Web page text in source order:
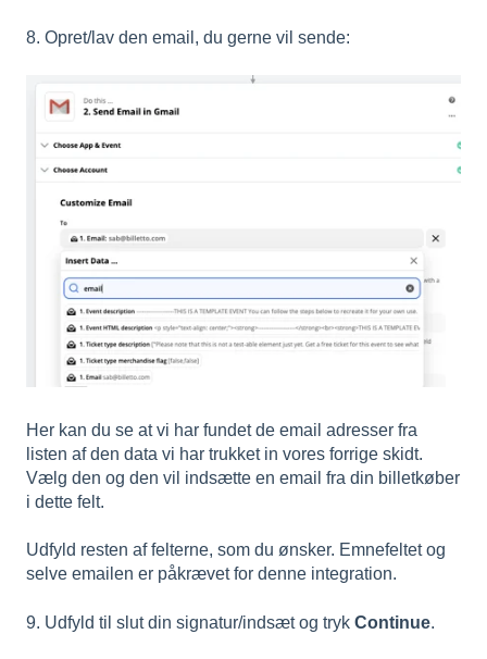
8. Opret/lav den email, du gerne vil sende:
Her kan du se at vi har fundet de email adresser fra
listen af den data vi har trukket in vores forrige skidt.
Vælg den og den vil indsætte en email fra din billetkøber
i dette felt.
Udfyld resten af felterne, som du ønsker. Emnefeltet og
selve emailen er påkrævet for denne integration.
9. Udfyld til slut din signatur/indsæt og tryk Continue.